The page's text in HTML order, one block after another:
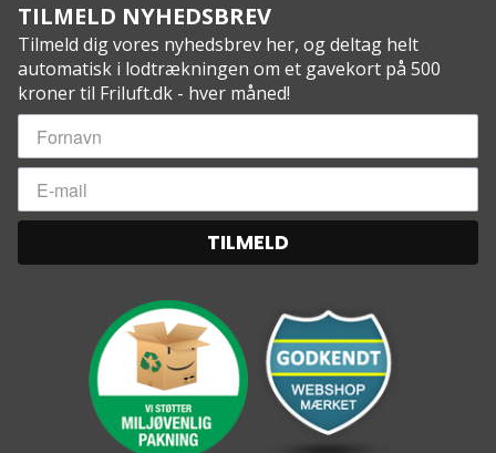
TILMELD NYHEDSBREV
Tilmeld dig vores nyhedsbrev her, og deltag helt
automatisk i lodtrækningen om et gavekort på 500
kroner til Friluft.dk - hver måned!
TILMELD